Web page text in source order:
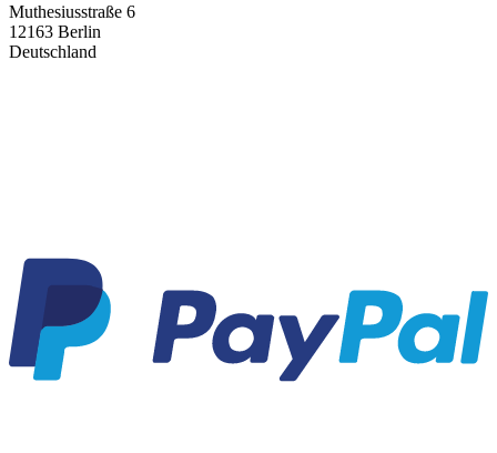
Muthesiusstraße 6
12163 Berlin
Deutschland